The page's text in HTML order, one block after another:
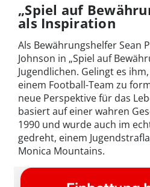
„Spiel auf
als Inspiration
Als Bewährungshelfer Sean
Johnson in „Spiel auf
Jugendlichen. Gelingt es
einem Football-Team zu
neue Perspektive für das
basiert auf einer wahren
1990 und wurde auch im
gedreht, einem
Monica Mountains.